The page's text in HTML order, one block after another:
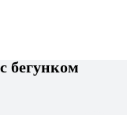
бегунком